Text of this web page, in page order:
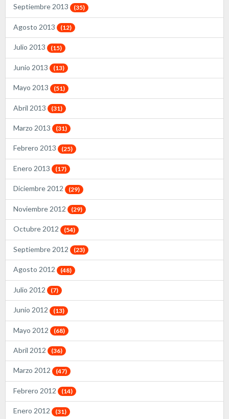
Septiembre 2013 (35)
Agosto 2013 (12)
Julio 2013 (15)
Junio 2013 (13)
Mayo 2013 (51)
Abril 2013 (31)
Marzo 2013 (31)
Febrero 2013 (25)
Enero 2013 (17)
Diciembre 2012 (29)
Noviembre 2012 (29)
Octubre 2012 (54)
Septiembre 2012 (23)
Agosto 2012 (48)
Julio 2012 (7)
Junio 2012 (13)
Mayo 2012 (68)
Abril 2012 (36)
Marzo 2012 (47)
Febrero 2012 (14)
Enero 2012 (31)